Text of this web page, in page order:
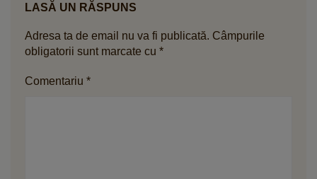
LASĂ UN RĂSPUNS
Adresa ta de email nu va fi publicată. Câmpurile
obligatorii sunt marcate cu *
Comentariu *